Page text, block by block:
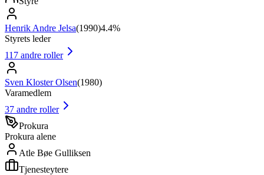
Henrik Andre Jelsa(1990)4.4%
Styrets leder
117 andre roller
Sven Kloster Olsen(1980)
Varamedlem
37 andre roller
Prokura
Prokura alene
Atle Bøe Gulliksen
Tjenesteytere